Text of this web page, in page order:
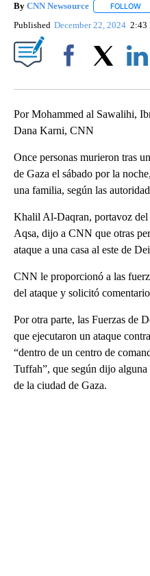
By CNN Newsource FOLLOW
Published December 22, 2024 2:43
Por Mohammed al Sawalihi,
Dana Karni, CNN
Once personas murieron tras
de Gaza el sábado por la
una familia, según las
Khalil Al-Daqran, portavoz
Aqsa, dijo a CNN que otras
ataque a una casa al este de
CNN le proporcionó a las
del ataque y solicitó
Por otra parte, las Fuerzas de
que ejecutaron un ataque
“dentro de un centro de
Tuffah”, que según dijo
de la ciudad de Gaza.